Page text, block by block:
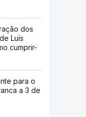
dos
Luís
cumprir-
para o
a 3 de